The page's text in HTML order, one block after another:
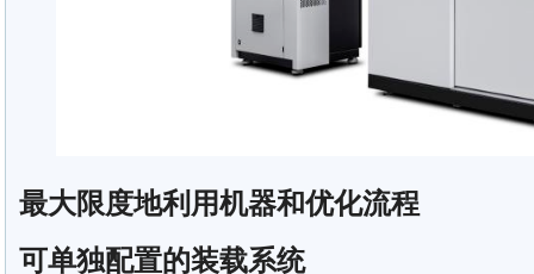
最大限度地利用机器和优化流程
可单独配置的装载系统